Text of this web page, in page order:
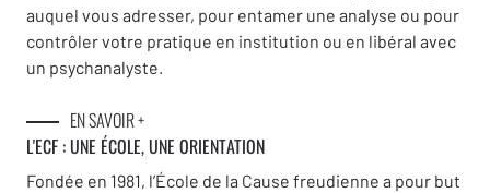
auquel vous adresser, pour entamer une analyse ou pour
contrôler votre pratique en institution ou en libéral avec
un psychanalyste.
EN SAVOIR +
L'ECF : UNE ÉCOLE, UNE ORIENTATION
Fondée en 1981, l’École de la Cause freudienne a pour but